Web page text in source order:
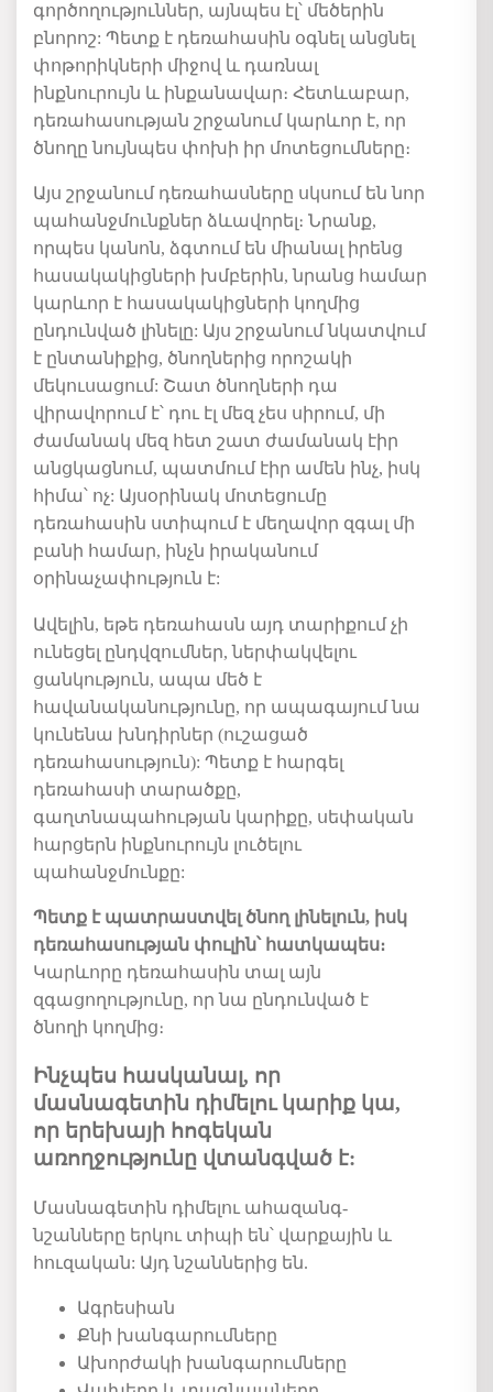
գործողություններ, այնպես էլ՝ մեծերին
բնորոշ: Պետք է դեռահասին օգնել անցնել
փոթորիկների միջով և դառնալ
ինքնուրույն և ինքանավար։ Հետևաբար,
դեռահասության շրջանում կարևոր է, որ
ծնողը նույնպես փոխի իր մոտեցումները։
Այս շրջանում դեռահասները սկսում են նոր
պահանջմունքներ ձևավորել։ Նրանք,
որպես կանոն, ձգտում են միանալ իրենց
հասակակիցների խմբերին, նրանց համար
կարևոր է հասակակիցների կողմից
ընդունված լինելը: Այս շրջանում նկատվում
է ընտանիքից, ծնողներից որոշակի
մեկուսացում: Շատ ծնողների դա
վիրավորում է՝ դու էլ մեզ չես սիրում, մի
ժամանակ մեզ հետ շատ ժամանակ էիր
անցկացնում, պատմում էիր ամեն ինչ, իսկ
հիմա՝ ոչ: Այսօրինակ մոտեցումը
դեռահասին ստիպում է մեղավոր զգալ մի
բանի համար, ինչն իրականում
օրինաչափություն է:
Ավելին, եթե դեռահասն այդ տարիքում չի
ունեցել ընդվզումներ,ներփակվելու
ցանկություն, ապա մեծ է
հավանականությունը, որ ապագայում նա
կունենա խնդիրներ (ուշացած
դեռահասություն): Պետք է հարգել
դեռահասի տարածքը,
գաղտնապահության կարիքը, սեփական
հարցերն ինքնուրույն լուծելու
պահանջմունքը:
Պետք է պատրաստվել ծնող լինելուն, իսկ
դեռահասության փուլին՝ հատկապես։
Կարևորը դեռահասին տալ այն
զգացողությունը, որ նա ընդունված է
ծնողի կողմից։
Ինչպես հասկանալ, որ
մասնագետին դիմելու կարիք կա,
որ երեխայի հոգեկան
առողջությունը վտանգված է:
Մասնագետին դիմելու ահազանգ-
նշանները երկու տիպի են՝ վարքային և
հուզական: Այդ նշաններից են.
Ագրեսիան
Քնի խանգարումները
Ախորժակի խանգարումները